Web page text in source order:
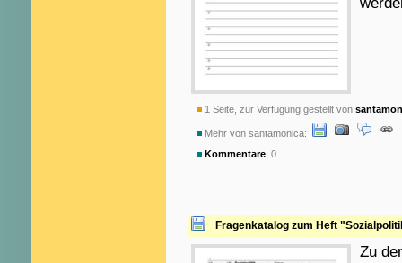
1 Seite, zur Verfügung gestellt von
Mehr von santamonica:
Kommentare: 0
Fragenkatalog zum Heft
Zu